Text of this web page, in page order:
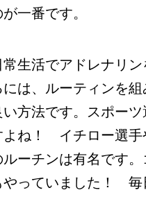
一番です。
生活でアドレナリン
は、ルーティンを組
い方法です。スポーツ
よね！ イチロー選手
ーチンは有名です
やっていました！ 毎